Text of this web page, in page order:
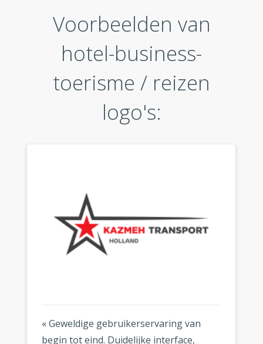
Voorbeelden van
hotel-business-
toerisme / reizen
logo's:
« Geweldige gebruikerservaring van
begin tot eind. Duidelijke interface,